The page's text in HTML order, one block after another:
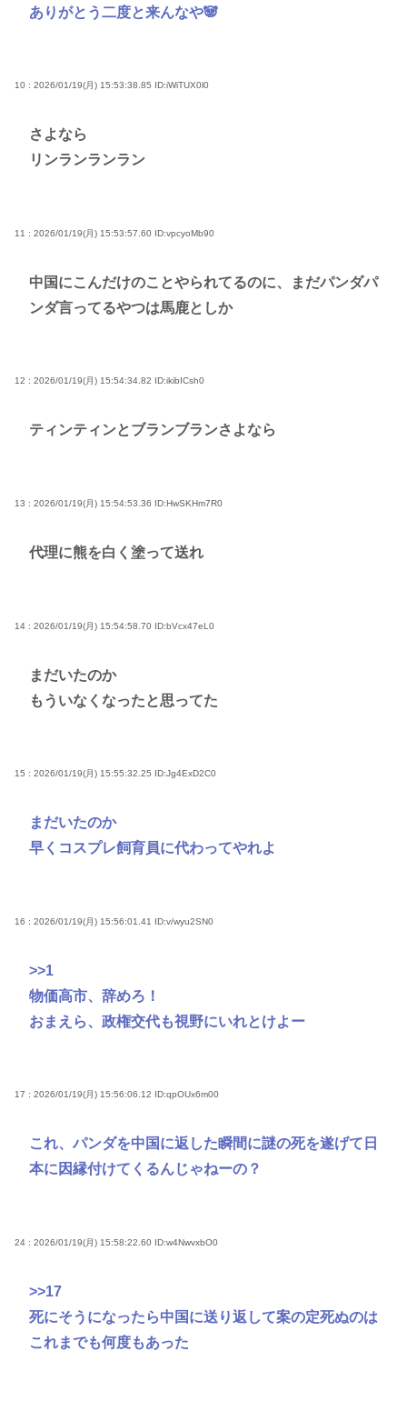
ありがとう二度と来んなや🐼
10 : 2026/01/19(月) 15:53:38.85 ID:iWiTUX0l0
さよなら
リンランランラン
11 : 2026/01/19(月) 15:53:57.60 ID:vpcyoMb90
中国にこんだけのことやられてるのに、まだパンダパ
ンダ言ってるやつは馬鹿としか
12 : 2026/01/19(月) 15:54:34.82 ID:ikibICsh0
ティンティンとブランブランさよなら
13 : 2026/01/19(月) 15:54:53.36 ID:HwSKHm7R0
代理に熊を白く塗って送れ
14 : 2026/01/19(月) 15:54:58.70 ID:bVcx47eL0
まだいたのか
もういなくなったと思ってた
15 : 2026/01/19(月) 15:55:32.25 ID:Jg4ExD2C0
まだいたのか
早くコスプレ飼育員に代わってやれよ
16 : 2026/01/19(月) 15:56:01.41 ID:v/wyu2SN0
>>1
物価高市、辞めろ！
おまえら、政権交代も視野にいれとけよー
17 : 2026/01/19(月) 15:56:06.12 ID:qpOUx6m00
これ、パンダを中国に返した瞬間に謎の死を遂げて日
本に因縁付けてくるんじゃねーの？
24 : 2026/01/19(月) 15:58:22.60 ID:w4NwvxbO0
>>17
死にそうになったら中国に送り返して案の定死ぬのは
これまでも何度もあった